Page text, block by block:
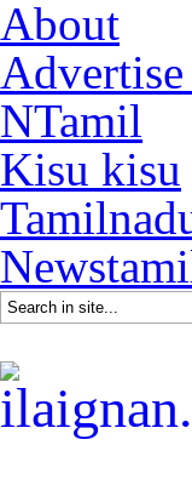
About
NTamil
Kisu kisu